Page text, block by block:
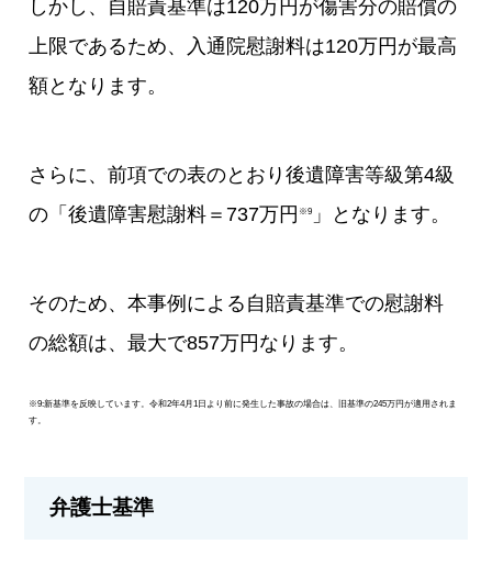
しかし、自賠責基準は120万円が傷害分の賠償の
上限であるため、入通院慰謝料は120万円が最高
額となります。
さらに、前項での表のとおり後遺障害等級第4級
の「後遺障害慰謝料＝737万円 ※9 」となります。
そのため、本事例による自賠責基準での慰謝料
の総額は、最大で857万円なります。
※9:新基準を反映しています。令和2年4月1日より前に発生した事故の場合は、旧基準の245万円が適用されま
す。
弁護士基準